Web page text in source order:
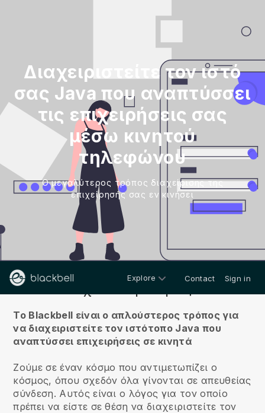
Διαχειριστείτε τον ιστό
σας Java που αναπτύσσει
τις επιχειρήσεις σας
μέσω κινητού
τηλεφώνου
Ο μεγαλύτερος τρόπος διαχείρισης της
επιχείρησής σας εν κινήσει
Explore Contact Sign in
Το Blackbell είναι ο απλούστερος τρόπος για
να διαχειριστείτε τον ιστότοπο Java που
αναπτύσσει επιχειρήσεις σε κινητά
Ζούμε σε έναν κόσμο που αντιμετωπίζει ο
κόσμος, όπου σχεδόν όλα γίνονται σε απευθείας
σύνδεση. Αυτός είναι ο λόγος για τον οποίο
πρέπει να είστε σε θέση να διαχειριστείτε τον